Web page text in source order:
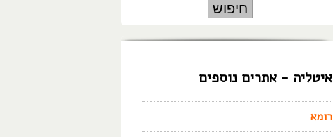
איטליה - אתרים נוספים
רומא